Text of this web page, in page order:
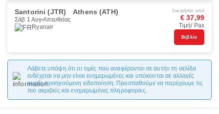
Santorini (JTR) Athens (ATH)
Σάβ 1 Αυγ Απευθείας
Ryanair
Ξεκινήστε από
€ 37,99
Τιμή/ Pax
Βιβλίο
Λάβετε υπόψη ότι οι τιμές που αναφέρονται σε αυτήν τη σελίδα
ενδέχεται να μην είναι ενημερωμένες και υπόκεινται σε αλλαγές
χωρίς προηγούμενη ειδοποίηση. Προσπαθούμε να παρέχουμε τις
πιο ακριβείς και ενημερωμένες πληροφορίες.